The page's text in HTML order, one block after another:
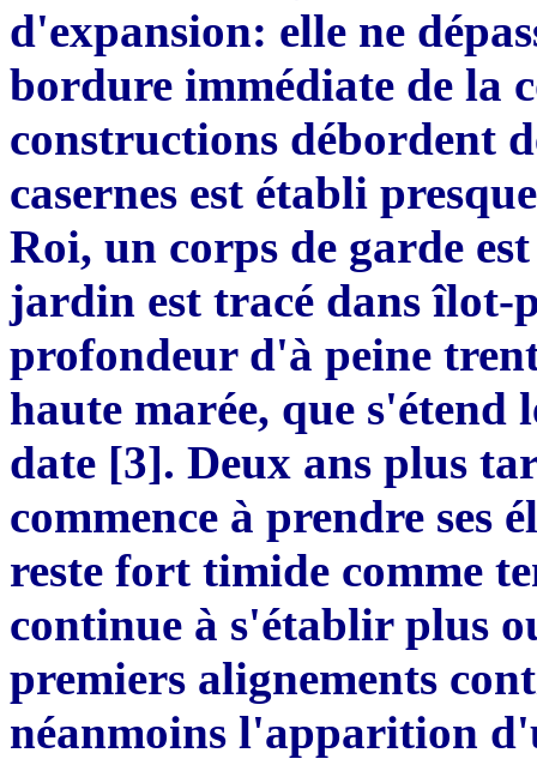
d'expansion: elle ne
bordure immédiate de la c
constructions débordent
casernes est établi
Roi, un corps de garde
jardin est tracé dansîlot-
profondeur d'à peine
haute marée, que s'étend
date [3]. Deux ans plus
commence à prendre ses é
reste fort timide comme
continue à s'établir plus
premiers alignements
néanmoins l'apparition